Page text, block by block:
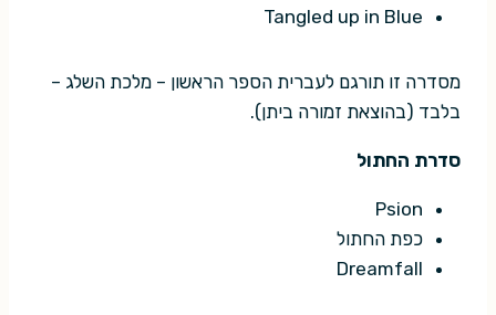
Tangled up in Blue
מסדרה זו תורגם לעברית הספר הראשון – מלכת השלג –
בלבד (בהוצאת זמורה ביתן).
סדרת החתול
Psion
כפת החתול
Dreamfall